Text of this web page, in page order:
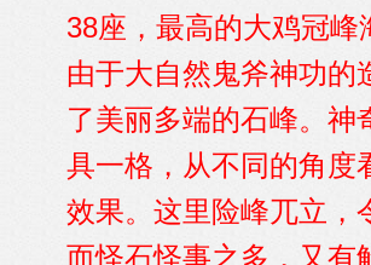
38座，最高的大鸡冠峰
由于大自然鬼斧神功的
了美丽多端的石峰。神
具一格，从不同的角度
效果。这里险峰兀立，
而怪石怪事之多，又有